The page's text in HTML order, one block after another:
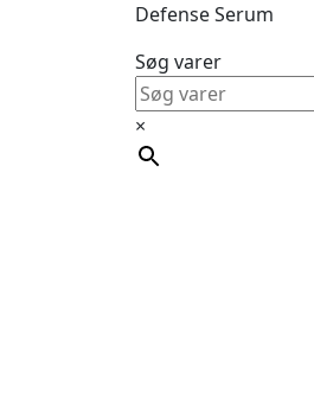
Defense Serum
Søg varer
×